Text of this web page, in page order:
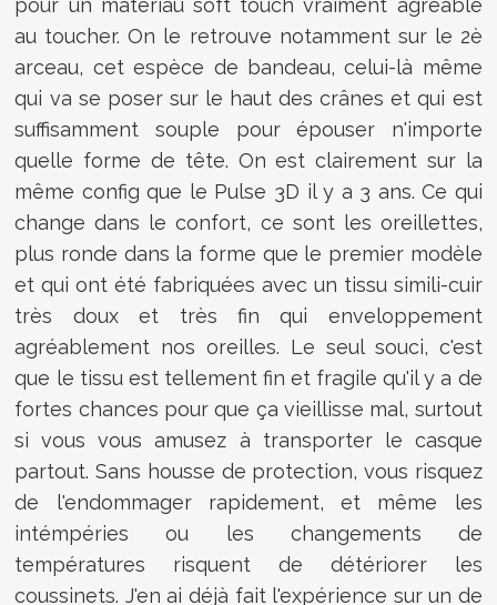
pour un matériau soft touch vraiment agréable
au toucher. On le retrouve notamment sur le 2è
arceau, cet espèce de bandeau, celui-là même
qui va se poser sur le haut des crânes et qui est
suffisamment souple pour épouser n'importe
quelle forme de tête. On est clairement sur la
même config que le Pulse 3D il y a 3 ans. Ce qui
change dans le confort, ce sont les oreillettes,
plus ronde dans la forme que le premier modèle
et qui ont été fabriquées avec un tissu simili-cuir
très doux et très fin qui enveloppement
agréablement nos oreilles. Le seul souci, c'est
que le tissu est tellement fin et fragile qu'il y a de
fortes chances pour que ça vieillisse mal, surtout
si vous vous amusez à transporter le casque
partout. Sans housse de protection, vous risquez
de l'endommager rapidement, et même les
intémpéries ou les changements de
températures risquent de détériorer les
coussinets. J'en ai déjà fait l'expérience sur un de